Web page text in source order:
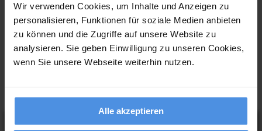
Wir verwenden Cookies, um Inhalte und Anzeigen zu
personalisieren, Funktionen für soziale Medien anbieten
zu können und die Zugriffe auf unsere Website zu
analysieren. Sie geben Einwilligung zu unseren Cookies,
wenn Sie unsere Webseite weiterhin nutzen.
Alle akzeptieren
Steuerbetrag wird falsch
angegeben
Kleinunternehmerregelung, dann muss
der fällige Steuerbetrag gesondert
Rechnungsnummer nicht
Jede Rechnung muss von Ihnen eine
einzigartige und fortlaufende
Rechnungsnummer bekommen. Es
Hinweis:Mit einemRechnungsprogrammlassen sich